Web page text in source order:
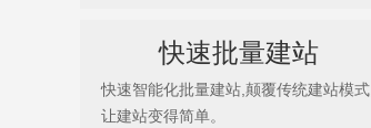
快速批量建站
快速智能化批量建站,颠覆传统建站模式,
让建站变得简单。